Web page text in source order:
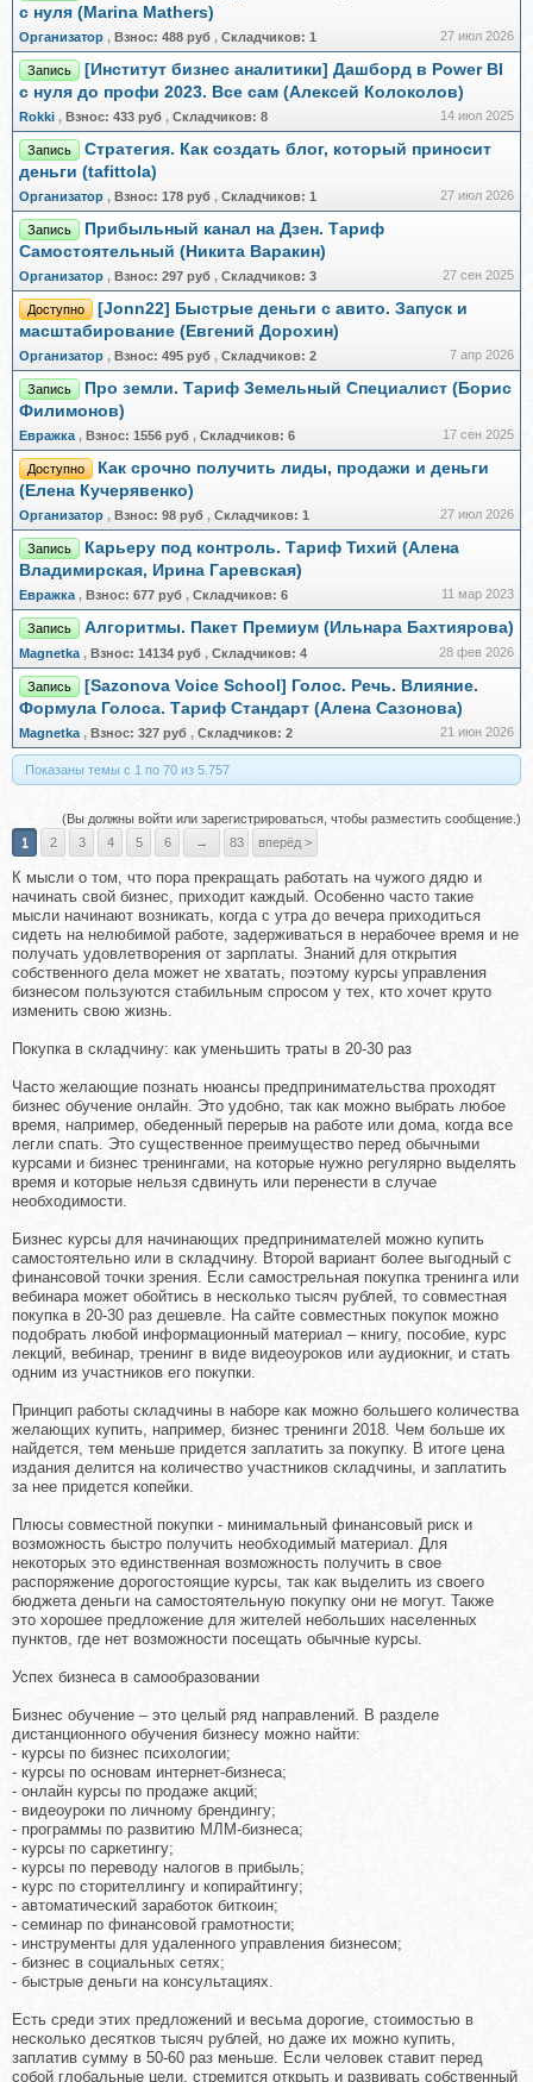
с нуля (Marina Mathers)
Организатор , Взнос: 488 руб , Складчиков: 1 27 июл 2026
Запись
[Институт бизнес аналитики] Дашборд в Power BI
с нуля до профи 2023. Все сам (Алексей Колоколов)
Rokki , Взнос: 433 руб , Складчиков: 8 14 июл 2025
Запись
Стратегия. Как создать блог, который приносит
деньги (tafittola)
Организатор , Взнос: 178 руб , Складчиков: 1 27 июл 2026
Запись
Прибыльный канал на Дзен. Тариф
Самостоятельный (Никита Варакин)
Организатор , Взнос: 297 руб , Складчиков: 3 27 сен 2025
Доступно
[Jonn22] Быстрые деньги с авито. Запуск и
масштабирование (Евгений Дорохин)
Организатор , Взнос: 495 руб , Складчиков: 2 7 апр 2026
Запись
Про земли. Тариф Земельный Специалист (Борис
Филимонов)
Евражкa , Взнос: 1556 руб , Складчиков: 6 17 сен 2025
Доступно
Как срочно получить лиды, продажи и деньги
(Елена Кучерявенко)
Организатор , Взнос: 98 руб , Складчиков: 1 27 июл 2026
Запись
Карьеру под контроль. Тариф Тихий (Алена
Владимирская, Ирина Гаревская)
Евражкa , Взнос: 677 руб , Складчиков: 6 11 мар 2023
Запись Алгоритмы. Пакет Премиум (Ильнара Бахтиярова)
Magnetka , Взнос: 14134 руб , Складчиков: 4 28 фев 2026
Запись
[Sazonova Voice School] Голос. Речь. Влияние.
Формула Голоса. Тариф Стандарт (Алена Сазонова)
Magnetka , Взнос: 327 руб , Складчиков: 2 21 июн 2026
Показаны темы с 1 по 70 из 5.757
(Вы должны войти или зарегистрироваться, чтобы разместить сообщение.)
1
2 3 4 5 6 → 83 вперёд >
К мысли о том, что пора прекращать работать на чужого дядю и
начинать свой бизнес, приходит каждый. Особенно часто такие
мысли начинают возникать, когда с утра до вечера приходиться
сидеть на нелюбимой работе, задерживаться в нерабочее время и не
получать удовлетворения от зарплаты. Знаний для открытия
собственного дела может не хватать, поэтому курсы управления
бизнесом пользуются стабильным спросом у тех, кто хочет круто
изменить свою жизнь.
Покупка в складчину: как уменьшить траты в 20-30 раз
Часто желающие познать нюансы предпринимательства проходят
бизнес обучение онлайн. Это удобно, так как можно выбрать любое
время, например, обеденный перерыв на работе или дома, когда все
легли спать. Это существенное преимущество перед обычными
курсами и бизнес тренингами, на которые нужно регулярно выделять
время и которые нельзя сдвинуть или перенести в случае
необходимости.
Бизнес курсы для начинающих предпринимателей можно купить
самостоятельно или в складчину. Второй вариант более выгодный с
финансовой точки зрения. Если самострельная покупка тренинга или
вебинара может обойтись в несколько тысяч рублей, то совместная
покупка в 20-30 раз дешевле. На сайте совместных покупок можно
подобрать любой информационный материал – книгу, пособие, курс
лекций, вебинар, тренинг в виде видеоуроков или аудиокниг, и стать
одним из участников его покупки.
Принцип работы складчины в наборе как можно большего количества
желающих купить, например, бизнес тренинги 2018. Чем больше их
найдется, тем меньше придется заплатить за покупку. В итоге цена
издания делится на количество участников складчины, и заплатить
за нее придется копейки.
Плюсы совместной покупки - минимальный финансовый риск и
возможность быстро получить необходимый материал. Для
некоторых это единственная возможность получить в свое
распоряжение дорогостоящие курсы, так как выделить из своего
бюджета деньги на самостоятельную покупку они не могут. Также
это хорошее предложение для жителей небольших населенных
пунктов, где нет возможности посещать обычные курсы.
Успех бизнеса в самообразовании
Бизнес обучение – это целый ряд направлений. В разделе
дистанционного обучения бизнесу можно найти:
- курсы по бизнес психологии;
- курсы по основам интернет-бизнеса;
- онлайн курсы по продаже акций;
- видеоуроки по личному брендингу;
- программы по развитию МЛМ-бизнеса;
- курсы по саркетингу;
- курсы по переводу налогов в прибыль;
- курс по сторителлингу и копирайтингу;
- автоматический заработок биткоин;
- семинар по финансовой грамотности;
- инструменты для удаленного управления бизнесом;
- бизнес в социальных сетях;
- быстрые деньги на консультациях.
Есть среди этих предложений и весьма дорогие, стоимостью в
несколько десятков тысяч рублей, но даже их можно купить,
заплатив сумму в 50-60 раз меньше. Если человек ставит перед
собой глобальные цели, стремится открыть и развивать собственный